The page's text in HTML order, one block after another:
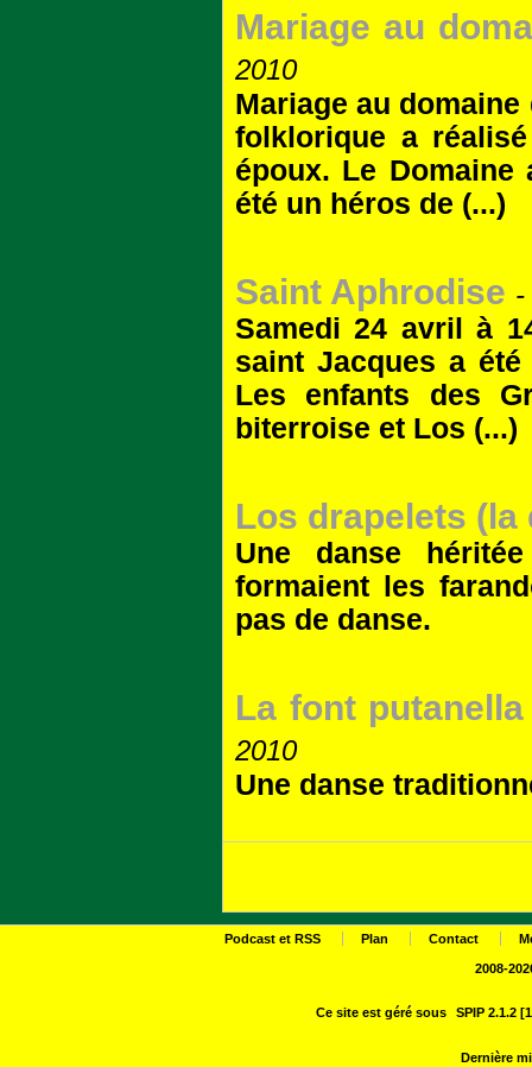
Mariage au
2010
Mariage au
folklorique a
époux. Le
été un héros de (...)
Saint Aphrodise -
Samedi 24 avril à
saint Jacques a
Les enfants des
biterroise et Los (...)
Los drapelets (la
Une danse
formaient les
pas de danse.
La font
2010
Une danse
Podcast et RSS Plan Contact
2008-
Ce site est géré sous SPIP 2.1.2
Dernière